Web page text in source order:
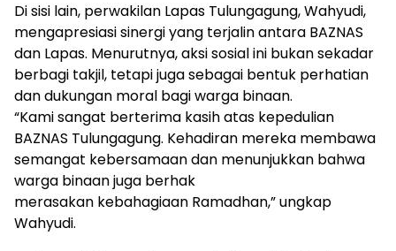
Di sisi lain, perwakilan Lapas Tulungagung, Wahyudi,
mengapresiasi sinergi yang terjalin antara BAZNAS
dan Lapas. Menurutnya, aksi sosial ini bukan sekadar
berbagi takjil, tetapi juga sebagai bentuk perhatian
dan dukungan moral bagi warga binaan.
“Kami sangat berterima kasih atas kepedulian
BAZNAS Tulungagung. Kehadiran mereka membawa
semangat kebersamaan dan menunjukkan bahwa
warga binaan juga berhak
merasakan kebahagiaan Ramadhan,” ungkap
Wahyudi.